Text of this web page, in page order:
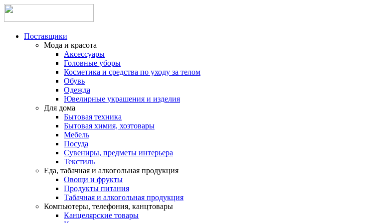
Поставщики
Мода и красота
Аксессуары
Головные уборы
Косметика и средства по уходу за телом
Обувь
Одежда
Ювелирные украшения и изделия
Для дома
Бытовая техника
Бытовая химия, хозтовары
Мебель
Посуда
Сувениры, предметы интерьера
Текстиль
Еда, табачная и алкогольная продукция
Овощи и фрукты
Продукты питания
Табачная и алкогольная продукция
Компьютеры, телефония, канцтовары
Канцелярские товары